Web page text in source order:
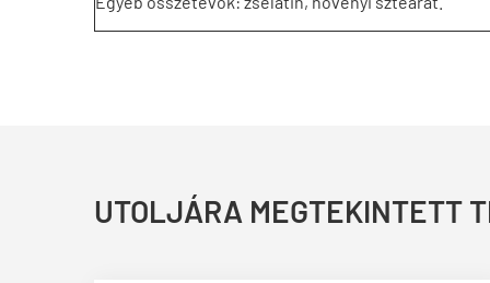
UTOLJÁRA MEGTEKINTETT